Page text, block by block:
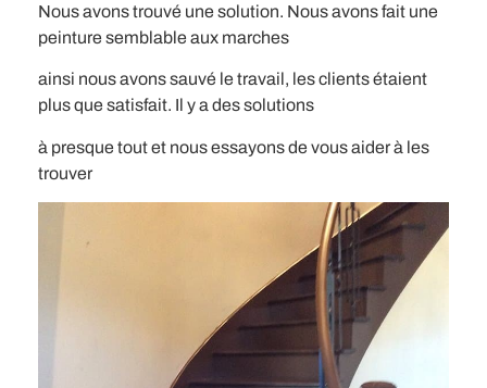
Nous avons trouvé une solution. Nous avons fait une
peinture semblable aux marches
ainsi nous avons sauvé le travail, les clients étaient
plus que satisfait. Il y a des solutions
à presque tout et nous essayons de vous aider à les
trouver